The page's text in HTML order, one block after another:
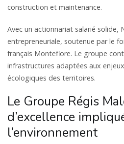
construction et maintenance.
Avec un actionnariat salarié solide,
entrepreneuriale, soutenue par le
français Montefiore. Le groupe
infrastructures adaptées aux
écologiques des territoires.
Le Groupe Régis
d’excellence
l’environnement